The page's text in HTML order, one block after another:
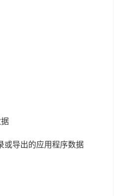
或导出的应用程序数据